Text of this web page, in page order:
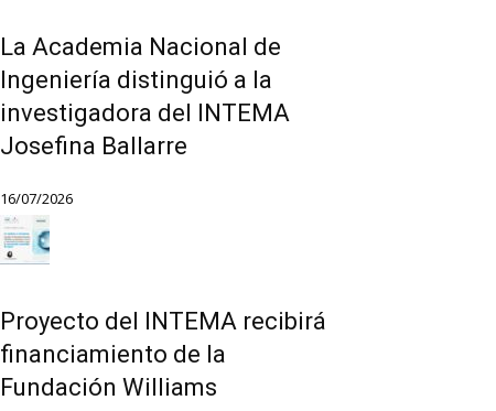
La Academia Nacional de
Ingeniería distinguió a la
investigadora del INTEMA
Josefina Ballarre
16/07/2026
Proyecto del INTEMA recibirá
financiamiento de la
Fundación Williams